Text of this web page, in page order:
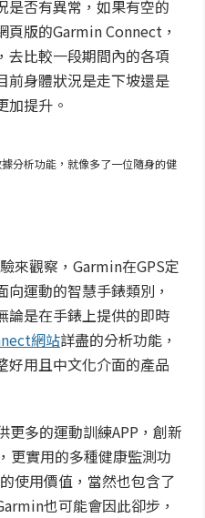
是否有異常，如果有空的
頁版的Garmin Connect，
去比較一段期間內的各項
前身體狀況是走下坡還是
加提升。
分析功能，就像多了一位隨身的健
來觀察，Garmin在GPS定
運動的智慧手錶類別，
論是在手錶上提供的即時
網站詳盡的分析功能，
好用且中文化介面的產品
更多的運動訓練APP，創新
更實用的多種健康監測功
使用價值，當然也包含了
也可能會因此卻步，